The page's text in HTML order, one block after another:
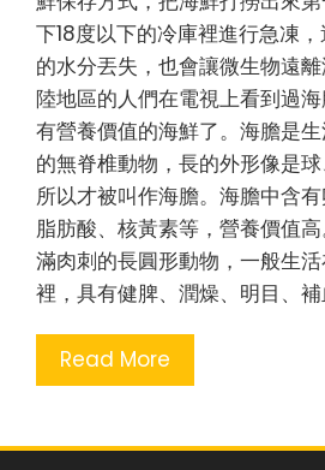
下18度以下的冷庫裡進行急凍
的水分丟失，也會讓微生物遠
陸地區的人們在電視上看到過
有營養價值的海鮮了。海膽是
的無脊椎動物，長的外形像是球
所以才被叫作海膽。海膽中含有
脂肪酸、核黃素等，營養價值
滿肉刺的長圓形動物，一般生
裡，具有健脾、潤燥、明目、補
Read More